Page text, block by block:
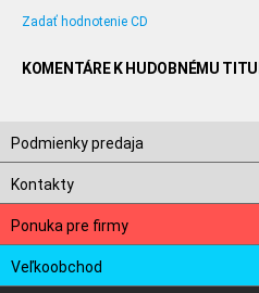
Zadať hodnotenie CD
KOMENTÁRE K HUDOBNÉMU
Podmienky predaja
Kontakty
Ponuka pre firmy
Veľkoobchod